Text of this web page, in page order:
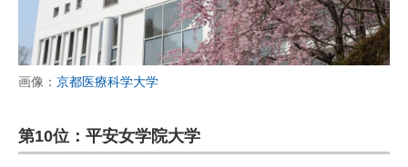
画像： 京都医療科学大学
第10位：平安女学院大学